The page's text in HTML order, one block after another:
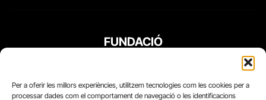
Per a oferir les millors experiències, utilitzem tecnologies com les cookies per a
processar dades com el comportament de navegació o les identificacions
FUNDACIÓ